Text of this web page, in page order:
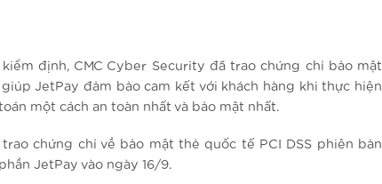
kiểm định, CMC Cyber Security đã trao chứng chỉ bảo mật
giúp JetPay đảm bảo cam kết với khách hàng khi thực hiện
một cách an toàn nhất và bảo mật nhất.
chứng chỉ về bảo mật thẻ quốc tế PCI DSS phiên bản
JetPay vào ngày 16/9.